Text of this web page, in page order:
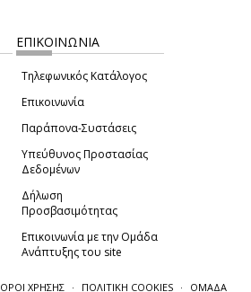
ΕΠΙΚΟΙΝΩΝΙΑ
Τηλεφωνικός Κατάλογος
Επικοινωνία
Παράπονα-Συστάσεις
Υπεύθυνος Προστασίας
Δεδομένων
Δήλωση
Προσβασιμότητας
Επικοινωνία με την Ομάδα
Ανάπτυξης του site
ΟΡΟΙ ΧΡΗΣΗΣ ΠΟΛΙΤΙΚΗ COOKIES ΟΜΑΔΑ